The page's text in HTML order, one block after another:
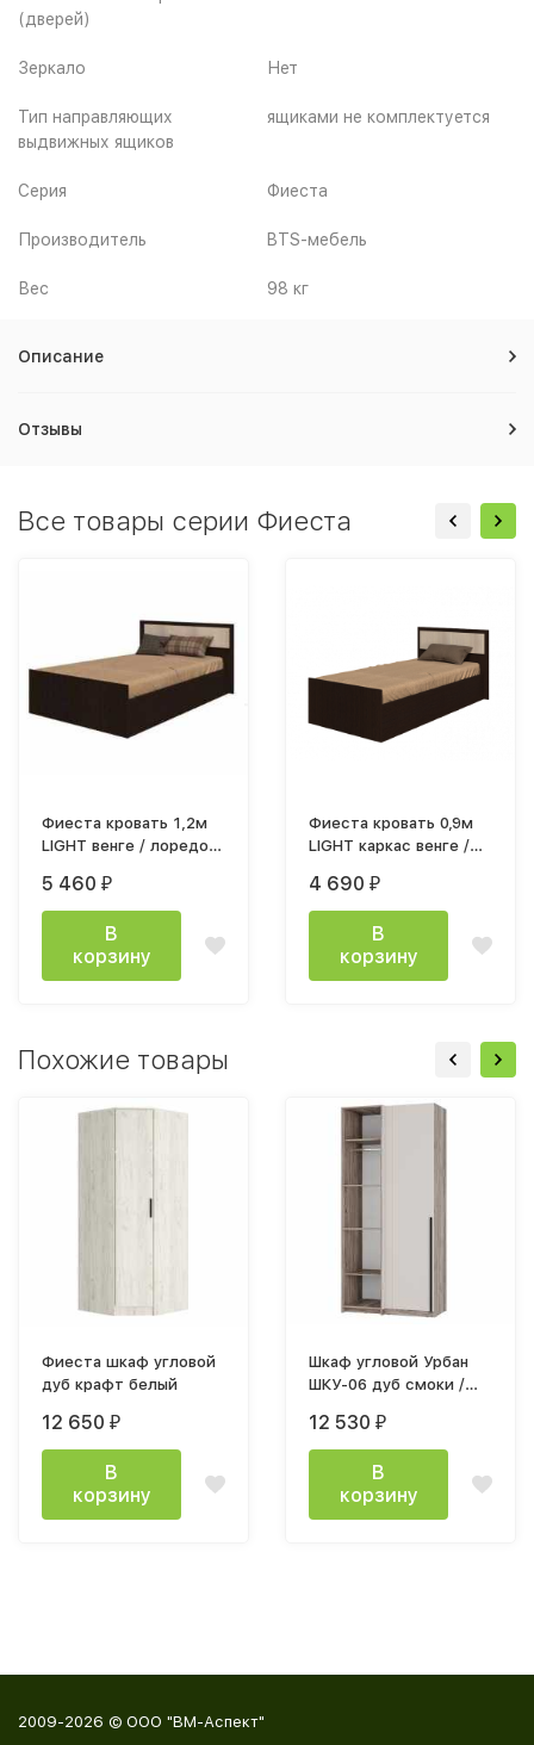
(дверей)
Зеркало Нет
Тип направляющих
выдвижных ящиков
ящиками не комплектуется
Серия Фиеста
Производитель BTS-мебель
Вес 98 кг
Описание
Отзывы
Все товары серии Фиеста
Фиеста кровать 1,2м
LIGHT венге / лоредо
5 460 ₽
В
корзину
Фиеста кровать 0,9м
LIGHT каркас венге /
4 690 ₽
В
корзину
Похожие товары
Фиеста шкаф угловой
дуб крафт белый
12 650 ₽
В
корзину
Шкаф угловой Урбан
ШКУ-06 дуб смоки /
12 530 ₽
В
корзину
2009-2026 © ООО "ВМ-Аспект"